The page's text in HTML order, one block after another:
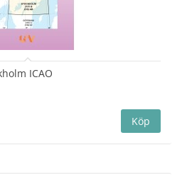
ICAO